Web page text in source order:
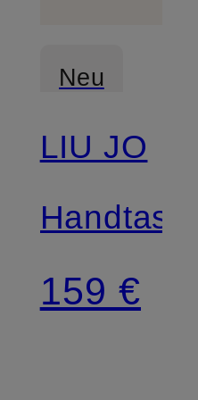
Neu
LIU JO
159 €